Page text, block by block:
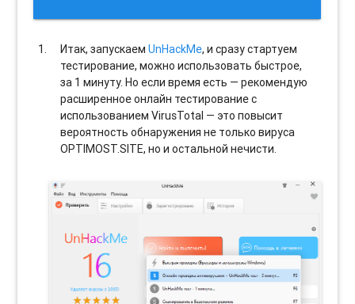
Итак, запускаемUnHackMe, и сразу стартуем
тестирование, можно использовать быстрое,
за 1 минуту. Но если время есть — рекомендую
расширенное онлайн тестирование с
использованием VirusTotal — это повысит
вероятность обнаружения не только вируса
OPTIMOST.SITE, но и остальной нечисти.